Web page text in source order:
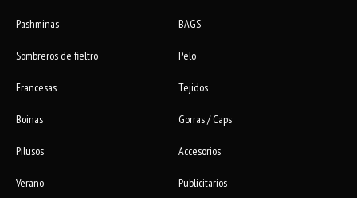
Pashminas BAGS
Sombreros de fieltro Pelo
Francesas Tejidos
Boinas Gorras / Caps
Pilusos Accesorios
Verano Publicitarios